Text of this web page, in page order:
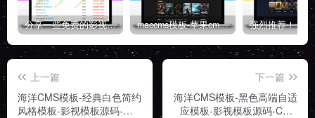
分享一些免费的影视采集资源站 maccms模板-苹果cms主题源码-自适应高端模板带后台
上一篇
海洋CMS模板-经典白色简约
风格模板-影视模板源码-
下一篇
海洋CMS模板-黑色高端自适
应模板-影视模板源码-CMS